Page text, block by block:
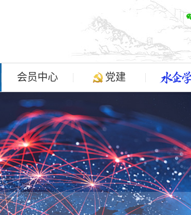
会员中心 党建